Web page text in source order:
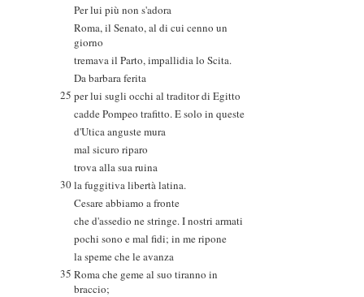
Per lui più non s'adora
Roma, il Senato, al di cui cenno un
giorno
tremava il Parto, impallidia lo Scita.
Da barbara ferita
25 per lui sugli occhi al traditor di Egitto
cadde Pompeo trafitto. E solo in queste
d'Utica anguste mura
mal sicuro riparo
trova alla sua ruina
30la fuggitiva libertà latina.
Cesare abbiamo a fronte
che d'assedio ne stringe. I nostri armati
pochi sono e mal fidi; in me ripone
la speme che le avanza
35 Roma che geme al suo tiranno in
braccio;